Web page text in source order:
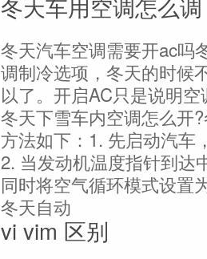
冬天车用空调怎么调
冬天汽车空调需要开ac吗
调制冷选项，冬天的时候
以了。开启AC只是说明
冬天下雪车内空调怎么开
方法如下：1. 先启动汽车
2. 当发动机温度指针到达
同时将空气循环模式设置
冬天自动
vi vim 区别